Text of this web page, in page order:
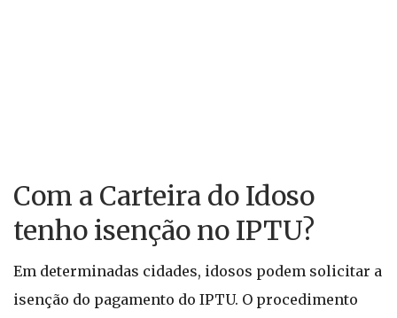
Com a Carteira do Idoso
tenho isenção no IPTU?
Em determinadas cidades, idosos podem solicitar a
isenção do pagamento do IPTU. O procedimento